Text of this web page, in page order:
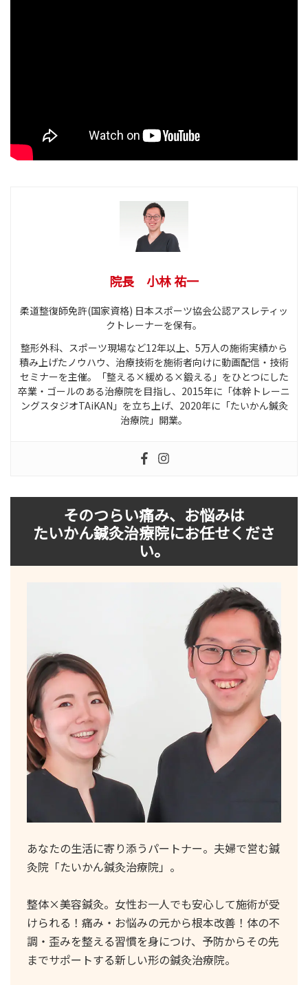
院長 小林 祐一
柔道整復師免許(国家資格) 日本スポーツ協会公認アスレティッ
クトレーナーを保有。
整形外科、スポーツ現場など12年以上、5万人の施術実績から
積み上げたノウハウ、治療技術を施術者向けに動画配信・技術
セミナーを主催。「整える×緩める×鍛える」をひとつにした
卒業・ゴールのある治療院を目指し、2015年に「体幹トレーニ
ングスタジオTAiKAN」を立ち上げ、2020年に「たいかん鍼灸
治療院」開業。
そのつらい痛み、お悩みは
たいかん鍼灸治療院にお任せくださ
い。
あなたの生活に寄り添うパートナー。夫婦で営む鍼
灸院「たいかん鍼灸治療院」。
整体×美容鍼灸。女性お一人でも安心して施術が受
けられる！痛み・お悩みの元から根本改善！体の不
調・歪みを整える習慣を身につけ、予防からその先
までサポートする新しい形の鍼灸治療院。